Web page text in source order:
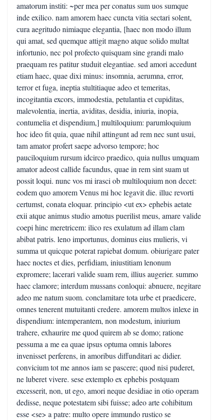
amatorum institi: ~per mea per conatus sum uos sumque
inde exilico. nam amorem haec cuncta vitia sectari solent,
cura aegritudo nimiaque elegantia, [haec non modo illum
qui amat, sed quemque attigit magno atque solido multat
infortunio, nec pol profecto quisquam sine grandi malo
praequam res patitur studuit elegantiae. sed amori accedunt
etiam haec, quae dixi minus: insomnia, aerumna, error,
terror et fuga, ineptia stultitiaque adeo et temeritas,
incogitantia excors, immodestia, petulantia et cupiditas,
malevolentia, inertia, aviditas, desidia, iniuria, inopia,
contumelia et dispendium,] multiloquium: parumloquium
hoc ideo fit quia, quae nihil attingunt ad rem nec sunt usui,
tam amator profert saepe advorso tempore; hoc
pauciloquium rursum idcirco praedico, quia nullus umquam
amator adeost callide facundus, quae in rem sint suam ut
possit loqui. nunc vos mi irasci ob multiloquium non decet:
eodem quo amorem Venus mi hoc legavit die. illuc revorti
certumst, conata eloquar. principio <ut ex> ephebis aetate
exii atque animus studio amotus puerilist meus, amare valide
coepi hinc meretricem: ilico res exulatum ad illam clam
abibat patris. leno importunus, dominus eius mulieris, vi
summa ut quicque poterat rapiebat domum. obiurigare pater
haec noctes et dies, perfidiam, iniustitiam lenonum
expromere; lacerari valide suam rem, illius augerier. summo
haec clamore; interdum mussans conloqui: abnuere, negitare
adeo me natum suom. conclamitare tota urbe et praedicere,
omnes tenerent mutuitanti credere. amorem multos inlexe in
dispendium: intemperantem, non modestum, iniurium
trahere, exhaurire me quod quirem ab se domo; ratione
pessuma a me ea quae ipsus optuma omnis labores
invenisset perferens, in amoribus diffunditari ac didier.
convicium tot me annos iam se pascere; quod nisi puderet,
ne luberet vivere. sese extemplo ex ephebis postquam
excesserit, non, ut ego, amori neque desidiae in otio operam
dedisse, neque potestatem sibi fuisse; adeo arte cohibitum
esse <se> a patre: multo opere immundo rustico se